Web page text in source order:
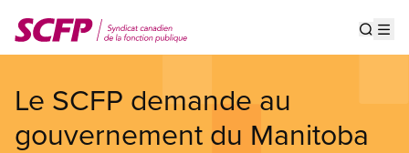
au
contenu
Le SCFP demande au
gouvernement du Manitoba